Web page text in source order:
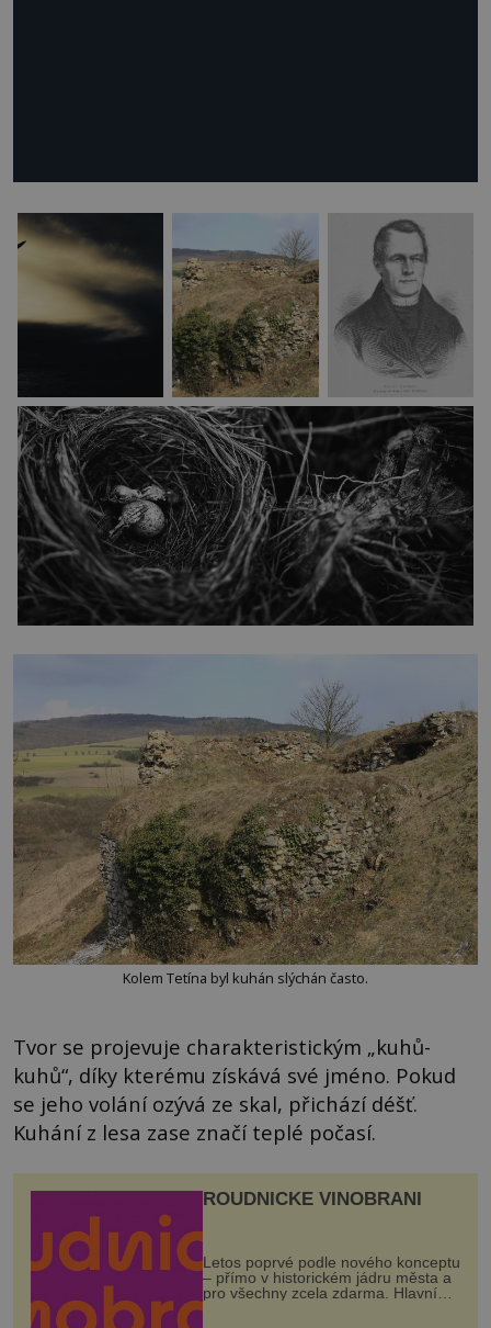
Kolem Tetína byl kuhán slýchán často.
Tvor se projevuje charakteristickým „kuhů-
kuhů“, díky kterému získává své jméno. Pokud
se jeho volání ozývá ze skal, přichází déšť.
Kuhání z lesa zase značí teplé počasí.
ROUDNICKÉ VINOBRANÍ
Letos poprvé podle nového konceptu
– přímo v historickém jádru města a
pro všechny zcela zdarma. Hlavní
program se odehraje na Karlově a